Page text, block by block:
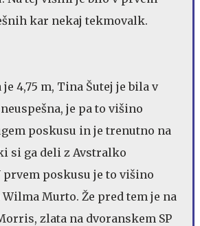
kar nekaj tekmovalk.
4,75 m, Tina Šutej je bila v
je pa to višino
poskusu in je trenutno na
si ga deli z Avstralko
prvem poskusu je to višino
Murto. Že pred tem je na
zlata na dvoranskem SP